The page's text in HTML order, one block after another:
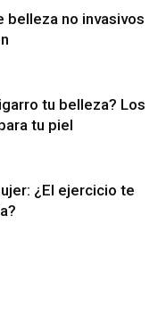
no invasivos
tu belleza? Los
tu piel
¿El ejercicio te